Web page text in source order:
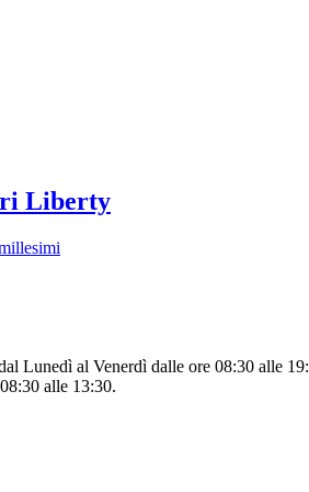
Liberty
Lunedì al Venerdì dalle ore 08:30 alle
alle 13:30.